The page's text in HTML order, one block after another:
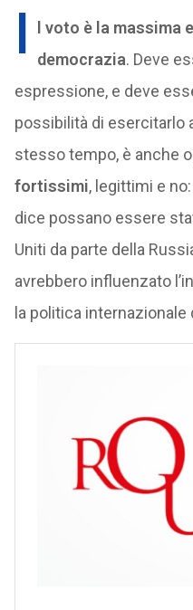
I
l voto è la massima
democrazia. Deve
espressione, e deve
possibilità di esercitarlo
stesso tempo, è anche
fortissimi, legittimi e
dice possano essere
Uniti da parte della
avrebbero influenzato
la politica internazionale